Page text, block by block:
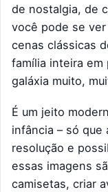
de nostalgia, de
você pode se
cenas clássicas
família inteira em
galáxia muito,
É um jeito
infância – só que
resolução e
essas imagens
camisetas, criar